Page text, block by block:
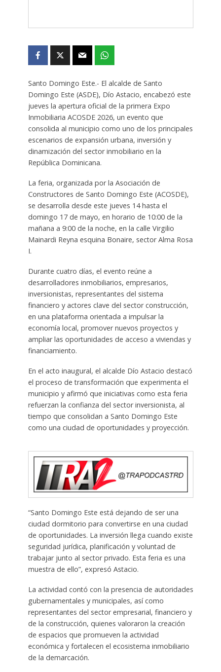
Santo Domingo Este.- El alcalde de Santo
Domingo Este (ASDE), Dío Astacio, encabezó este
jueves la apertura oficial de la primera Expo
Inmobiliaria ACOSDE 2026, un evento que
consolida al municipio como uno de los principales
escenarios de expansión urbana, inversión y
dinamización del sector inmobiliario en la
República Dominicana.
La feria, organizada por la Asociación de
Constructores de Santo Domingo Este (ACOSDE),
se desarrolla desde este jueves 14 hasta el
domingo 17 de mayo, en horario de 10:00 de la
mañana a 9:00 de la noche, en la calle Virgilio
Mainardi Reyna esquina Bonaire, sector Alma Rosa
I.
Durante cuatro días, el evento reúne a
desarrolladores inmobiliarios, empresarios,
inversionistas, representantes del sistema
financiero y actores clave del sector construcción,
en una plataforma orientada a impulsar la
economía local, promover nuevos proyectos y
ampliar las oportunidades de acceso a viviendas y
financiamiento.
En el acto inaugural, el alcalde Dío Astacio destacó
el proceso de transformación que experimenta el
municipio y afirmó que iniciativas como esta feria
refuerzan la confianza del sector inversionista, al
tiempo que consolidan a Santo Domingo Este
como una ciudad de oportunidades y proyección.
“Santo Domingo Este está dejando de ser una
ciudad dormitorio para convertirse en una ciudad
de oportunidades. La inversión llega cuando existe
seguridad jurídica, planificación y voluntad de
trabajar junto al sector privado. Esta feria es una
muestra de ello”, expresó Astacio.
La actividad contó con la presencia de autoridades
gubernamentales y municipales, así como
representantes del sector empresarial, financiero y
de la construcción, quienes valoraron la creación
de espacios que promueven la actividad
económica y fortalecen el ecosistema inmobiliario
de la demarcación.